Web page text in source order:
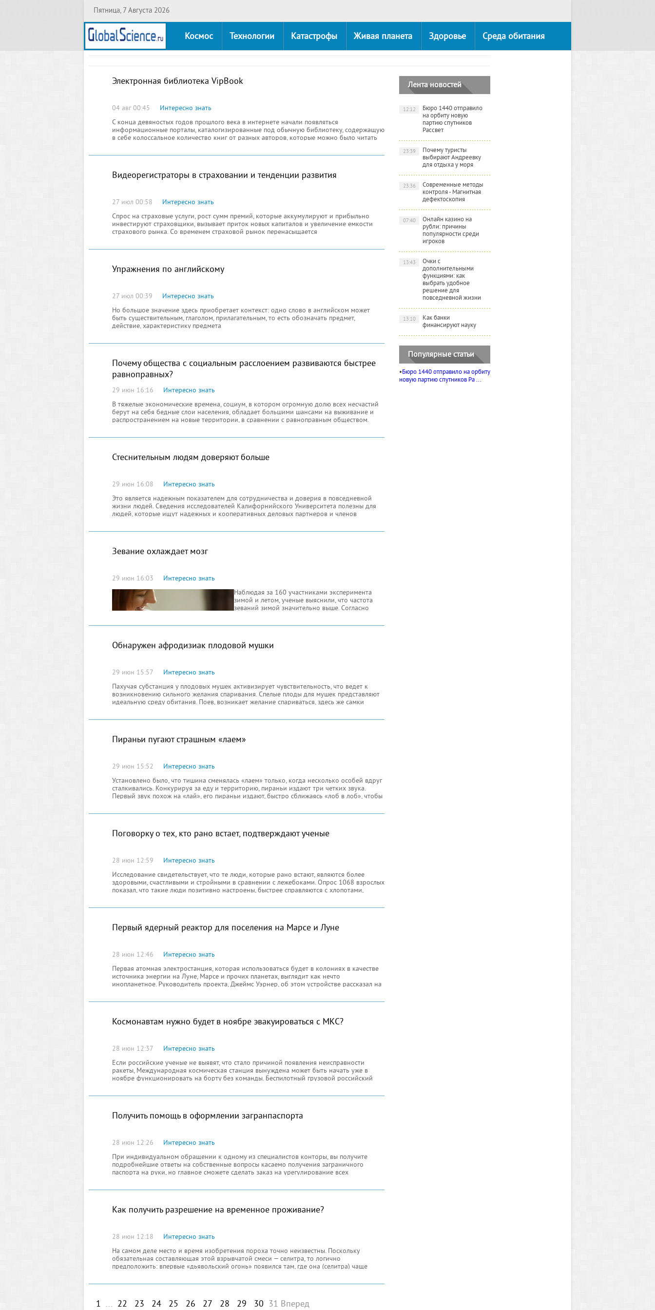
Пятница, 7 Августа 2026
Космос Технологии Катастрофы Живая планета Здоровье Среда обитания
Электронная библиотека VipBook
04 авг 00:45
Интересно знать
С конца девяностых годов прошлого века в интернете начали появляться
информационные порталы, каталогизированные под обычную библиотеку, содержащую
в себе колоссальное количество книг от разных авторов, которые можно было читать
Видеорегистраторы в страховании и тенденции развития
27 июл 00:58
Интересно знать
Спрос на страховые услуги, рост сумм премий, которые аккумулируют и прибыльно
инвестируют страховщики, вызывает приток новых капиталов и увеличение емкости
страхового рынка. Со временем страховой рынок перенасыщается
Упражнения по английскому
27 июл 00:39
Интересно знать
Но большое значение здесь приобретает контекст: одно слово в английском может
быть существительным, глаголом, прилагательным, то есть обозначать предмет,
действие, характеристику предмета
Почему общества с социальным расслоением развиваются быстрее
равноправных?
29 июн 16:16
Интересно знать
В тяжелые экономические времена, социум, в котором огромную долю всех несчастий
берут на себя бедные слои населения, обладает большими шансами на выживание и
распространением на новые территории, в сравнении с равноправным обществом.
слоев населения считается движущей силой,
Стеснительным людям доверяют больше
29 июн 16:08
Интересно знать
Это является надежным показателем для сотрудничества и доверия в повседневной
жизни людей. Сведения исследователей Калифорнийского Университета полезны для
людей, которые ищут надежных и кооперативных деловых партнеров и членов
партнера, ухаживания и знакомства.
Зевание охлаждает мозг
29 июн 16:03
Интересно знать
Наблюдая за 160 участниками эксперимента
зимой и летом, ученые выяснили, что частота
зеваний зимой значительно выше. Согласно
втянутый во время зевка. Летом это действие
Обнаружен афродизиак плодовой мушки
29 июн 15:57
Интересно знать
Пахучая субстанция у плодовых мушек активизирует чувствительность, что ведет к
возникновению сильного желания спаривания. Спелые плоды для мушек представляют
идеальную среду обитания. Поев, возникает желание спариваться, здесь же самки
Пираньи пугают страшным «лаем»
29 июн 15:52
Интересно знать
Установлено было, что тишина сменялась «лаем» только, когда несколько особей вдруг
сталкивались. Конкурируя за еду и территорию, пираньи издают три четких звука.
Первый звук похож на «лай», его пираньи издают, быстро сближаясь «лоб в лоб», чтобы
пищу, кружа вокруг оппонента.
Поговорку о тех, кто рано встает, подтверждают ученые
28 июн 12:59
Интересно знать
Исследование свидетельствует, что те люди, которые рано встают, являются более
здоровыми, счастливыми и стройными в сравнении с лежебоками. Опрос 1068 взрослых
показал, что такие люди позитивно настроены, быстрее справляются с хлопотами,
здоровьем.
Первый ядерный реактор для поселения на Марсе и Луне
28 июн 12:46
Интересно знать
Первая атомная электростанция, которая использоваться будет в колониях в качестве
источника энергии на Луне, Марсе и прочих планетах, выглядит как нечто
инопланетное. Руководитель проекта, Джеймс Уэрнер, об этом устройстве рассказал на
Космонавтам нужно будет в ноябре эвакуироваться с МКС?
28 июн 12:37
Интересно знать
Если российские ученые не выявят, что стало причиной появления неисправности
ракеты, Международная космическая станция вынуждена может быть начать уже в
ноябре функционировать на борту без команды. Беспилотный грузовой российский
доставив на орбитальную лабораторию 2.9 тонный груз.
Получить помощь в оформлении загранпаспорта
28 июн 12:26
Интересно знать
При индивидуальном обращении к одному из специалистов конторы, вы получите
подробнейшие ответы на собственные вопросы касаемо получения заграничного
паспорта на руки, но главное сможете сделать заказ на урегулирование всех
Как получить разрешение на временное проживание?
28 июн 12:18
Интересно знать
На самом деле место и время изобретения пороха точно неизвестны. Поскольку
обязательная составляющая этой взрывчатой смеси — селитра, то логично
предположить: впервые «дьявольский огонь» появился там, где она (селитра) чаще
1 ... 22 23 24 25 26 27 28 29 30 31 Вперед
Лента новостей
Бюро 1440 отправило
на орбиту новую
партию спутников
Рассвет
12:12
Почему туристы
выбирают Андреевку
для отдыха у моря
23:39
Современные методы
контроля - Магнитная
дефектоскопия
23:36
Онлайн казино на
рубли: причины
популярности среди
игроков
07:40
Очки с
дополнительными
функциями: как
выбрать удобное
решение для
повседневной жизни
13:43
Как банки
финансируют науку
13:10
Популярные статьи
•Бюро 1440 отправило на орбиту
новую партию спутников Ра ...